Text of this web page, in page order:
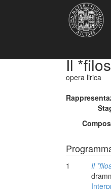
Il
opera lirica
1
Il